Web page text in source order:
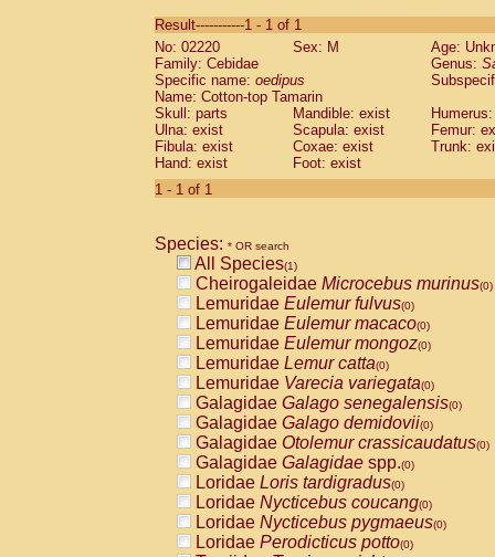
CebidaeSaguinus labiatus(0)
Cebidae Saguinus leucopus (0)
Cebidae
CebidaeSaguinus mystax
Cebidae Saguinus nigricollis (0)
Cebidae Saguinus oedipus
Cebidae Saguinus weddelli
Cebidae Saguinusspp.
Cebidae
CebidaeCebus capucinus
CebidaeCebus nigrivittatus
CebidaeCebus spp.(0)
CebidaeSaimiri boliviensis(0)
CebidaeSaimiri sciureus(0)
AtelidaeAlouatta caraya(0)
AtelidaeAlouatta fusca(0)
AtelidaeAlouatta seniculus(0)
AtelidaeAlouattaspp.(0)
AtelidaeAteles belzebuth(0)
AtelidaeAteles geoffroyi(0)
AtelidaeAteles paniscus(0)
AtelidaeAtelesspp.(0)
AtelidaeLagothrix lagothricha(0)
AtelidaeLagothrix lagothricha cana
PitheciidaeCacajao calvus
Result-----------1 - 1 of 1
No: 02220
Sex: M
Age:
Family: Cebidae
Genus:
Specific name: oedipus
Name: Cotton-top Tamarin
Skull: parts
Mandible: exist
Ulna: exist
Scapula: exist
Femur:
Fibula: exist
Coxae: exist
Trunk:
Hand: exist
Foot: exist
1 - 1 of 1
Species: * OR search
All Species(1)
Cheirogaleidae Microcebus murinus(0)
Lemuridae Eulemur fulvus(0)
Lemuridae Eulemur macaco(0)
Lemuridae Eulemur mongoz(0)
Lemuridae Lemur catta(0)
Lemuridae Varecia variegata(0)
Galagidae Galago senegalensis(0)
Galagidae Galago demidovii(0)
Galagidae Otolemur crassicaudatus(0)
Galagidae Galagidae spp.(0)
Loridae Loris tardigradus(0)
Loridae Nycticebus coucang(0)
Loridae Nycticebus pygmaeus(0)
Loridae Perodicticus potto(0)